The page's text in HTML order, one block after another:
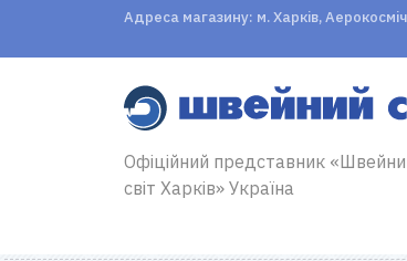
Адреса магазину: м. Харків,
Офіційний представник
світ Харків» Україна